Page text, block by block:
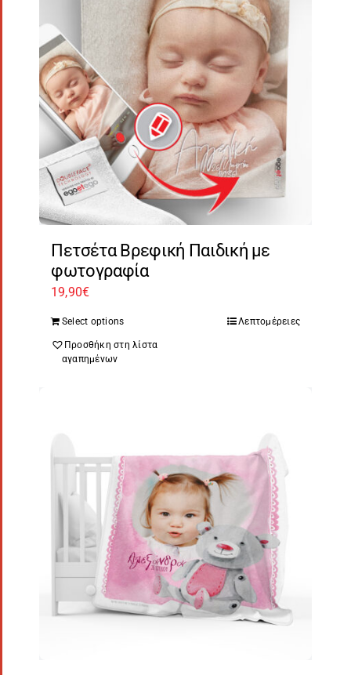
Πετσέτα Βρεφική Παιδική με
φωτογραφία
19,90€
Select options Λεπτομέρειες
Προσθήκη στη λίστα
αγαπημένων